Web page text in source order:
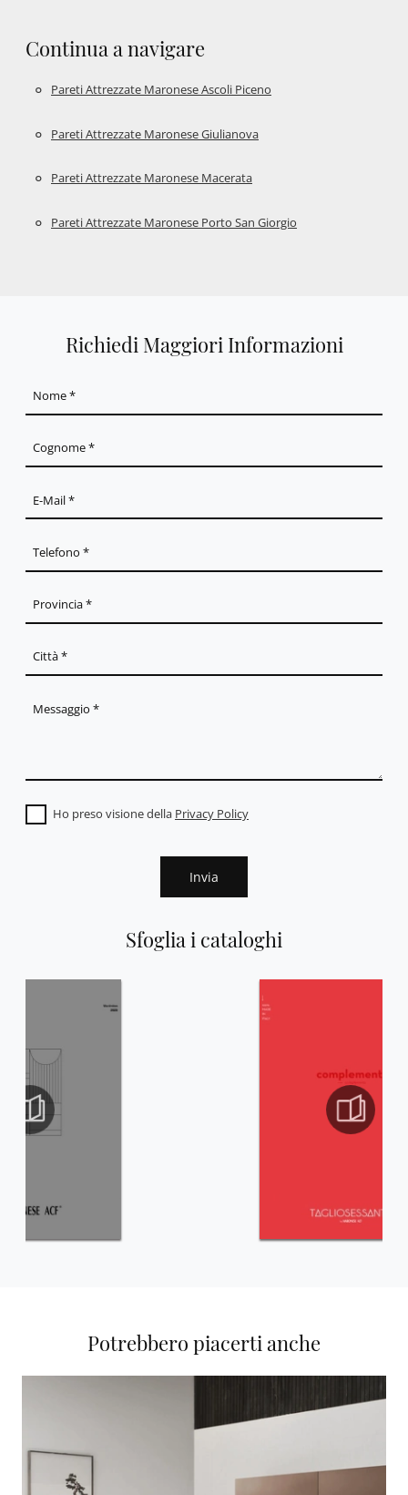
Continua a navigare
Pareti Attrezzate Maronese Ascoli Piceno
Pareti Attrezzate Maronese Giulianova
Pareti Attrezzate Maronese Macerata
Pareti Attrezzate Maronese Porto San Giorgio
Sfoglia i cataloghi
Richiedi Maggiori Informazioni
Ho preso visione della Privacy Policy
Invia
Potrebbero piacerti anche